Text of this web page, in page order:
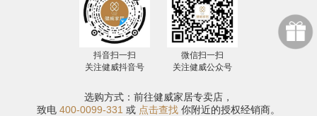
抖音扫一扫
关注健威抖音号
微信扫一扫
关注健威公众号
选购方式：前往健威家居专卖店，
致电 400-0099-331 或 点击查找 你附近的授权经销商。